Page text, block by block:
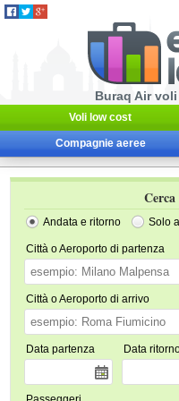
Buraq Air
Voli low cost
Compagnie aeree
Andata e ritorno Solo
Città o Aeroporto di partenza
Città o Aeroporto di arrivo
Data partenza Data